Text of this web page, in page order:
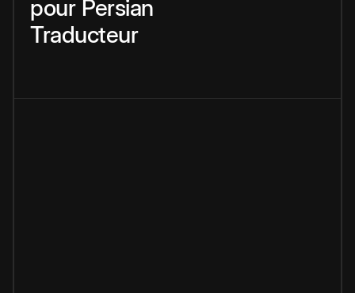
pour Persian
Traducteur